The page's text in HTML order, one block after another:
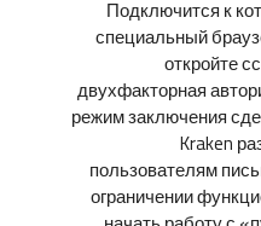
Подключится к
специальный
откройте
двухфакторная
режим заключения
Kraken
пользователям
ограничении